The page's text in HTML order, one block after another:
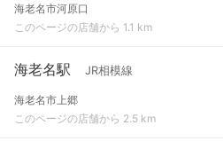
海老名市河原口
このページの店舗から 1.1 km
海老名駅 JR相模線
海老名市上郷
このページの店舗から 2.5 km